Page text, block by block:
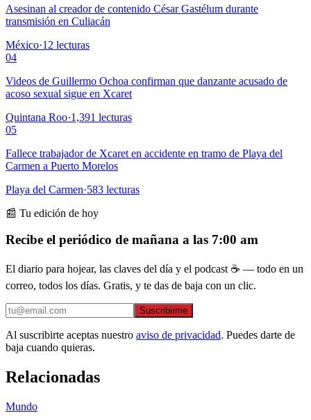
Asesinan al creador de contenido César Gastélum durante
transmisión en Culiacán
México·12 lecturas
04
Videos de Guillermo Ochoa confirman que danzante acusado de
acoso sexual sigue en Xcaret
Quintana Roo·1,391 lecturas
05
Fallece trabajador de Xcaret en accidente en tramo de Playa del
Carmen a Puerto Morelos
Playa del Carmen·583 lecturas
📰 Tu edición de hoy
Recibe el periódico de mañana a las 7:00 am
El diario para hojear, las claves del día y el podcast ☕ — todo en un
correo, todos los días. Gratis, y te das de baja con un clic.
Suscribirme
Al suscribirte aceptas nuestro aviso de privacidad. Puedes darte de
baja cuando quieras.
Relacionadas
Mundo